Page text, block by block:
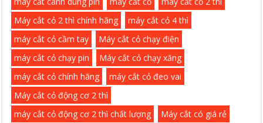
Máy cắt cỏ 2 thì chính hãng
máy cắt cỏ 4 thì
máy cắt cỏ cầm tay
Máy cắt cỏ chạy điện
máy cắt cỏ chạy pin
Máy cắt cỏ chạy xăng
máy cắt cỏ chính hãng
máy cắt cỏ đeo vai
Máy cắt cỏ động cơ 2 thì
máy cắt cỏ động cơ 2 thì chất lượng
Máy cắt có giá rẻ